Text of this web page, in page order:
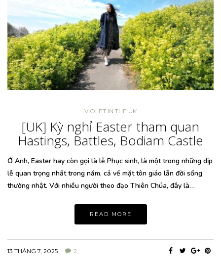
VIOLET IN THE UK
[UK] Kỳ nghỉ Easter tham quan
Hastings, Battles, Bodiam Castle
Ở Anh, Easter hay còn gọi là lễ Phục sinh, là một trong những dịp
lễ quan trọng nhất trong năm, cả về mặt tôn giáo lẫn đời sống
thường nhật. Với nhiều người theo đạo Thiên Chúa, đây là…
READ MORE
13 THÁNG 7, 2025 2